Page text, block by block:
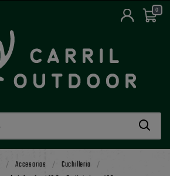
0
Accesorios
Cuchilleria